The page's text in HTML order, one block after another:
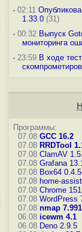
-02:11
1.33.0(31)
-00:32 Выпуск
мониторинга
-23:59 В ходе
Программы:
07.08 GCC 16.2
07.08 RRDTool
07.08 ClamAV
07.08 Grafana
07.08 Box64
07.08 home-
07.08 Chrome
07.08 WordPress
07.08 nmap 7.991
06.08 icewm 4.1
06.08 Deno 2.9.5